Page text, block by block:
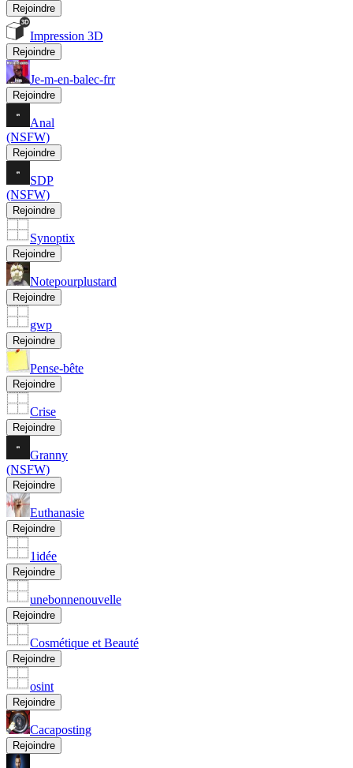
Rejoindre
Impression 3D
Rejoindre
Je-m-en-balec-frr
Rejoindre
Anal
(NSFW)
Rejoindre
SDP
(NSFW)
Rejoindre
Synoptix
Rejoindre
Notepourplustard
Rejoindre
gwp
Rejoindre
Pense-bête
Rejoindre
Crise
Rejoindre
Granny
(NSFW)
Rejoindre
Euthanasie
Rejoindre
1idée
Rejoindre
unebonnenouvelle
Rejoindre
Cosmétique et Beauté
Rejoindre
osint
Rejoindre
Cacaposting
Rejoindre